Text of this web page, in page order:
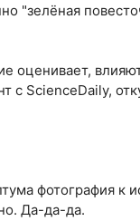
"зелёная
оценивает,
с ScienceDaily,
фотография к
Да-да-да.